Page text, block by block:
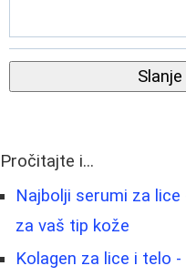
Pročitajte i...
Najbolji serumi za
za vaš tip kože
Kolagen za lice i telo